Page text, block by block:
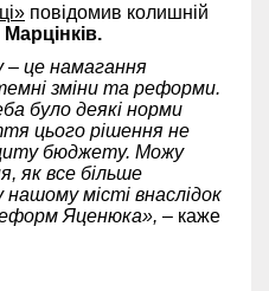
повідомив колишній
– це намагання
зміни та реформи.
було деякі норми
цього рішення не
бюджету. Можу
як все більше
місті внаслідок
Яценюка», – каже